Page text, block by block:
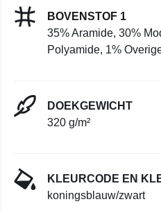
BOVENSTOF 1
35% Aramide, 30%
Polyamide, 1%
DOEKGEWICHT
320 g/m²
KLEURCODE EN
koningsblauw/zwart